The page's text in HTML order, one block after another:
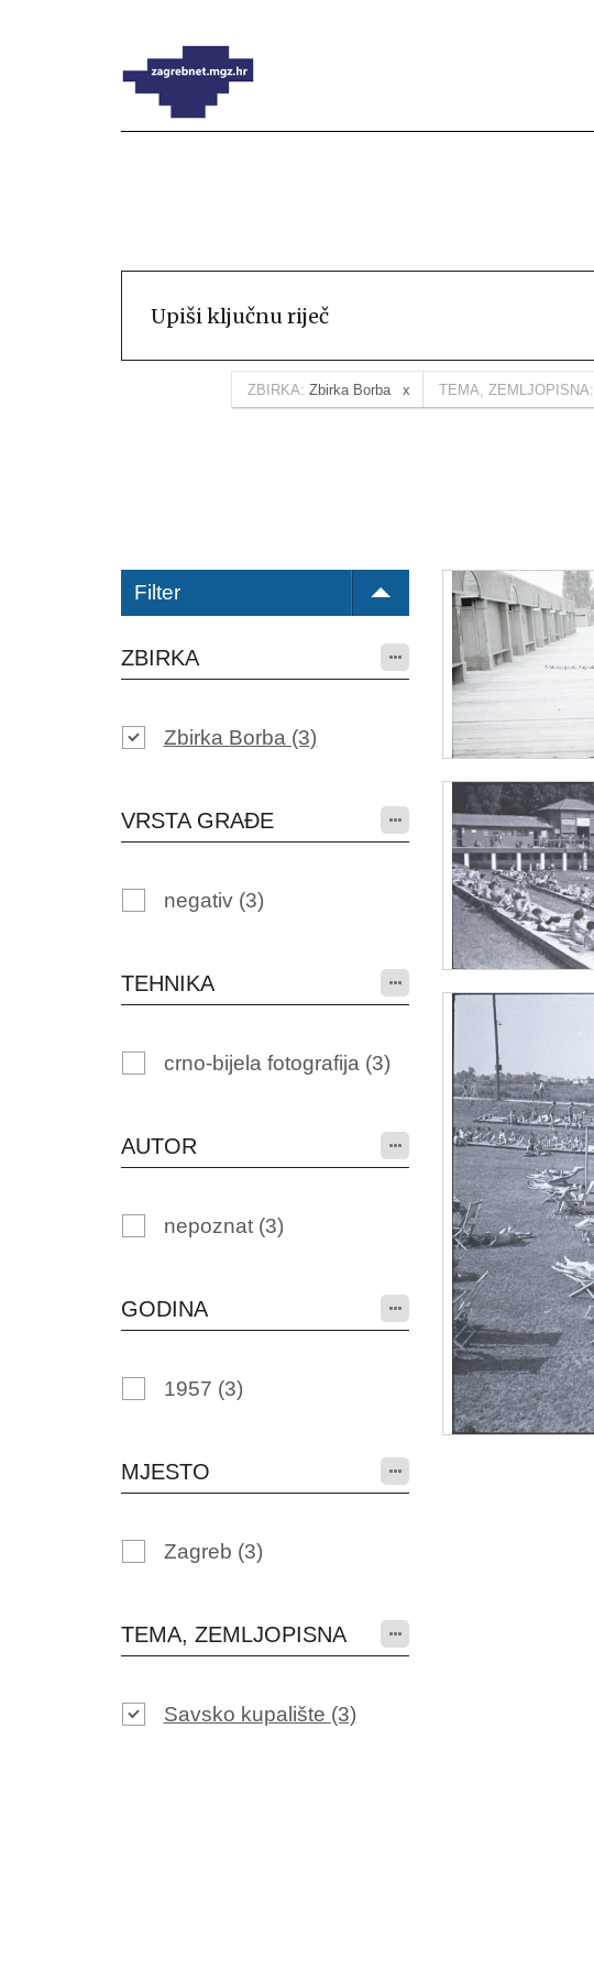
ZBIRKA: Zbirka Borba TEMA, ZEMLJOPISNA:
Filter
ZBIRKA
Zbirka Borba (3)
VRSTA GRAĐE
negativ (3)
TEHNIKA
crno-bijela fotografija (3)
AUTOR
nepoznat (3)
GODINA
1957 (3)
MJESTO
Zagreb (3)
TEMA, ZEMLJOPISNA
Savsko kupalište (3)